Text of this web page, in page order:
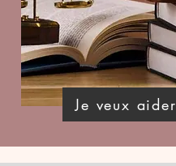
Je veux aider